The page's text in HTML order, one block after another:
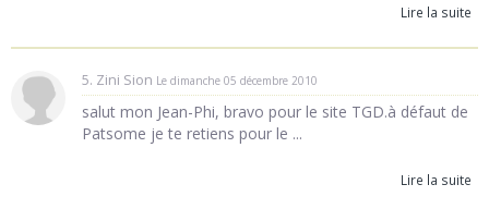
Lire la suite
5. Zini Sion Le dimanche 05 décembre 2010
salut mon Jean-Phi, bravo pour le site TGD.à défaut de
Patsome je te retiens pour le ...
Lire la suite